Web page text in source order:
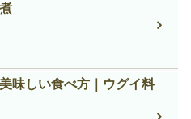
味しい食べ方｜ウグイ料